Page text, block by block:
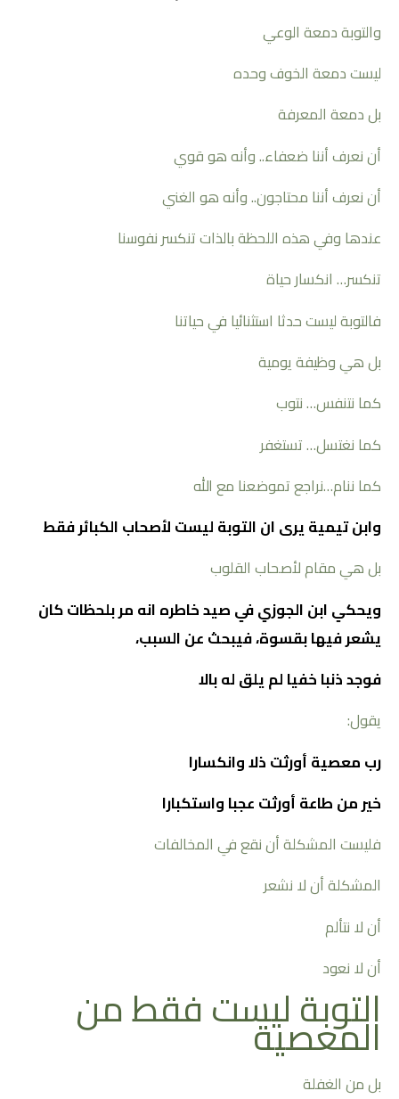
والتوبة دمعة الوعي
ليست دمعة الخوف وحده
بل دمعة المعرفة
أن نعرف أننا ضعفاء.. وأنه هو قوي
أن نعرف أننا محتاجون.. وأنه هو الغني
عندها وفي هذه اللحظة بالذات تنكسر نفوسنا
تنكسر… انكسار حياة
فالتوبة ليست حدثا استثنائيا في حياتنا
بل هي وظيفة يومية
كما نتنفس… نتوب
كما نغتسل… تستغفر
كما ننام…نراجع تموضعنا مع الله
وابن تيمية يرى ان التوبة ليست لأصحاب الكبائر فقط
بل هي مقام لأصحاب القلوب
ويحكي ابن الجوزي في صيد خاطره انه مر بلحظات كان
يشعر فيها بقسوة، فيبحث عن السبب،
فوجد ذنبا خفيا لم يلق له بالا
يقول:
رب معصية أورثت ذلا وانكسارا
خير من طاعة أورثت عجبا واستكبارا
فليست المشكلة أن نقع في المخالفات
المشكلة أن لا نشعر
أن لا نتألم
أن لا نعود
التوبة ليست فقط من
المعصية
بل من الغفلة